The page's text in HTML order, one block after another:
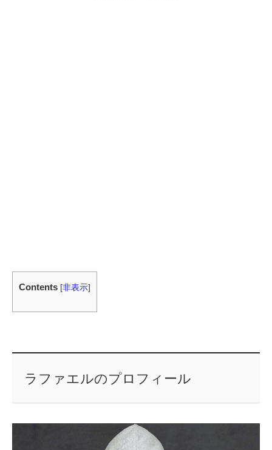
Contents [非表示]
ラファエルのプロフィール